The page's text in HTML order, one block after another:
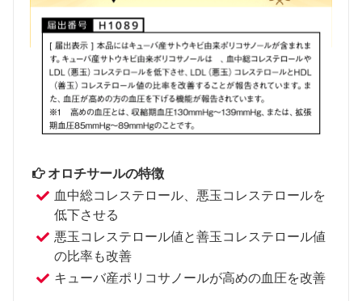
オロチサールの特徴
血中総コレステロール、悪玉コレステロールを
低下させる
悪玉コレステロール値と善玉コレステロール値
の比率も改善
キューバ産ポリコサノールが高めの血圧を改善